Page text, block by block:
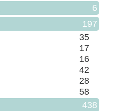
6
197
35
17
16
42
28
58
438